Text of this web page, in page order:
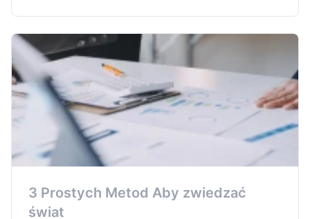
3 Prostych Metod Aby zwiedzać
świat